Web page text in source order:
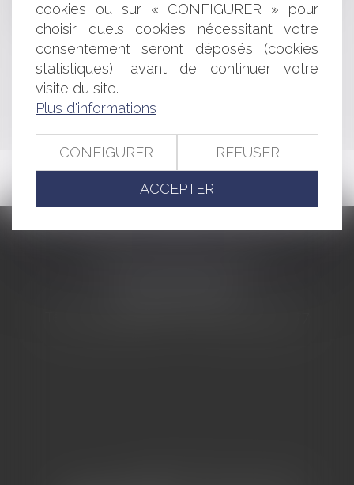
Entreprise résiliée d’un marché public et intervention
d’une entreprise tierce
< ... 451 452 453 454 455 456 457 ...
cookies ou sur « CONFIGURER » pour
choisir quels cookies nécessitant votre
consentement seront déposés (cookies
statistiques), avant de continuer votre
visite du site.
Plus d'informations
CONFIGURER REFUSER
ACCEPTER